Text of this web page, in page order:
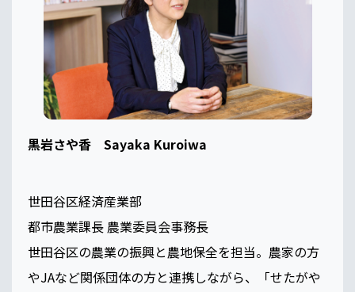
黒岩さや香 Sayaka Kuroiwa
世田谷区経済産業部
都市農業課長 農業委員会事務長
世田谷区の農業の振興と農地保全を担当。農家の方
やJAなど関係団体の方と連携しながら、「せたがや